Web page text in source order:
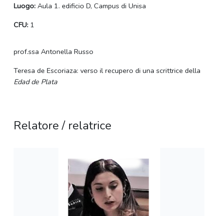
Luogo: Aula 1. edificio D, Campus di Unisa
CFU: 1
prof.ssa Antonella Russo
Teresa de Escoriaza: verso il recupero di una scrittrice della
Edad de Plata
Relatore / relatrice